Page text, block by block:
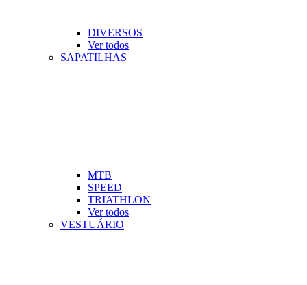
DIVERSOS
Ver todos
SAPATILHAS
MTB
SPEED
TRIATHLON
Ver todos
VESTUÁRIO